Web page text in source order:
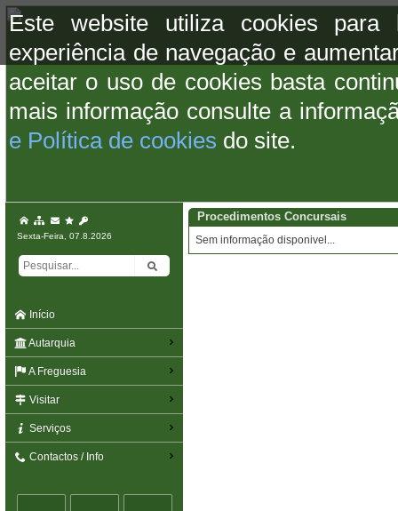
Este website utiliza cookies para
experiência de navegação e
aceitar o uso de cookies basta
mais informação consulte a
e Política de cookies do site.
Sexta-Feira, 07.8.2026
Início
Autarquia
A Freguesia
Visitar
Serviços
Contactos / Info
Procedimentos Concursais
Sem informação disponivel...